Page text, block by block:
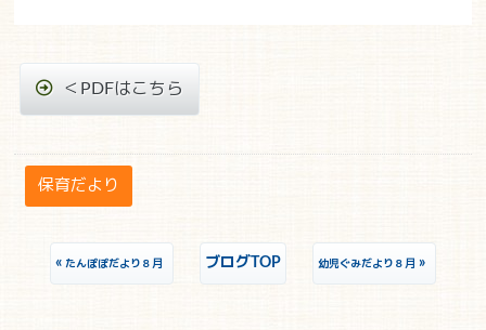
＜PDFはこちら
保育だより
« たんぽぽだより８月 ブログTOP 幼児ぐみだより８月 »